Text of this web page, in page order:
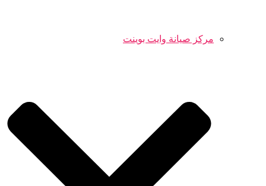
مركز صيانة وايت بوينت